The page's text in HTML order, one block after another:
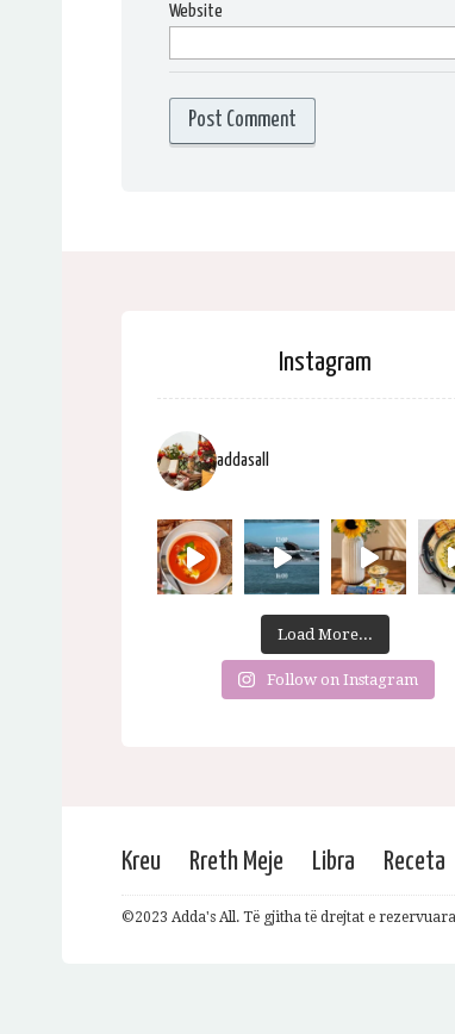
Website
Instagram
addasall
Load More...
Follow on Instagram
Kreu Rreth Meje Libra Receta
©2023 Adda's All. Të gjitha të drejtat e